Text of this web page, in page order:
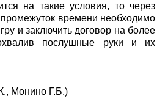
на такие условия, то через
времени необходимо
и заключить договор на более
послушные руки и их
Монино Г.Б.)